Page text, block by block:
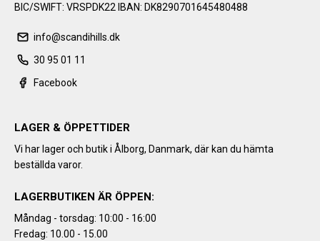
BIC/SWIFT: VRSPDK22 IBAN: DK8290701645480488
info@scandihills.dk
30 95 01 11
Facebook
LAGER & ÖPPETTIDER
Vi har lager och butik i Ålborg, Danmark, där kan du hämta
beställda varor.
LAGERBUTIKEN ÄR ÖPPEN:
Måndag - torsdag: 10:00 - 16:00
Fredag: 10.00 - 15.00